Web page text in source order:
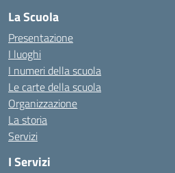
La Scuola
Presentazione
I luoghi
I numeri della scuola
Le carte della scuola
Organizzazione
La storia
Servizi
I Servizi